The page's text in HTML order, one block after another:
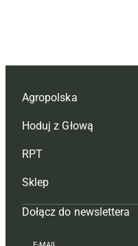
Agropolska
Redakcja
Reklama
Tagi
Mapa serwisu
Kontakt
Hoduj z Głową
Hoduj z głową bydło
Hoduj z głową świnie
Prenumerata
Redakcja
RPT
Redakcja
Prenumerata
Reklama
Sklep
Czasopisma i prenumerata
Książki
Dołącz do newslettera